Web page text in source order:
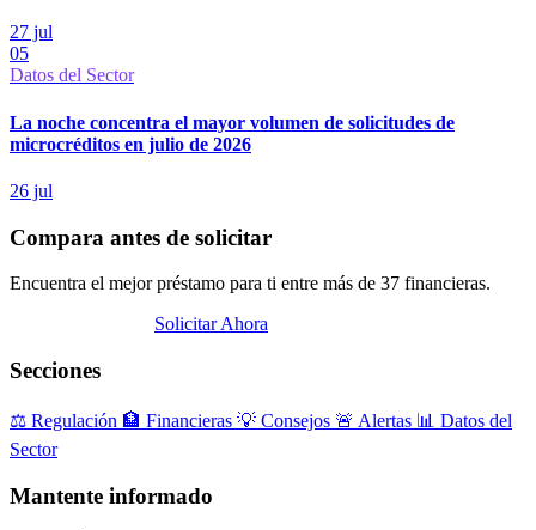
27 jul
05
Datos del Sector
La noche concentra el mayor volumen de solicitudes de
microcréditos en julio de 2026
26 jul
Compara antes de solicitar
Encuentra el mejor préstamo para ti entre más de 37 financieras.
Solicitar Ahora
Secciones
⚖️ Regulación 🏦 Financieras 💡 Consejos 🚨 Alertas 📊 Datos del
Sector
Mantente informado